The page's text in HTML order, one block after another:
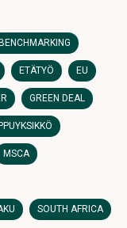
BENCHMARKING
ETÄTYÖ EU
GREEN DEAL
MSCA
SOUTH AFRICA